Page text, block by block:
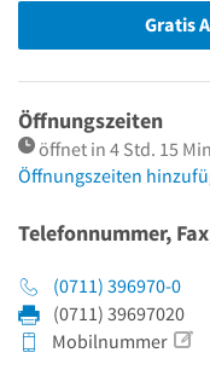
Gratis
Öffnungszeiten
öffnet in 4 Std. 15
Öffnungszeiten
Telefonnummer,
(0711) 396970-0
(0711) 39697020
Mobilnummer